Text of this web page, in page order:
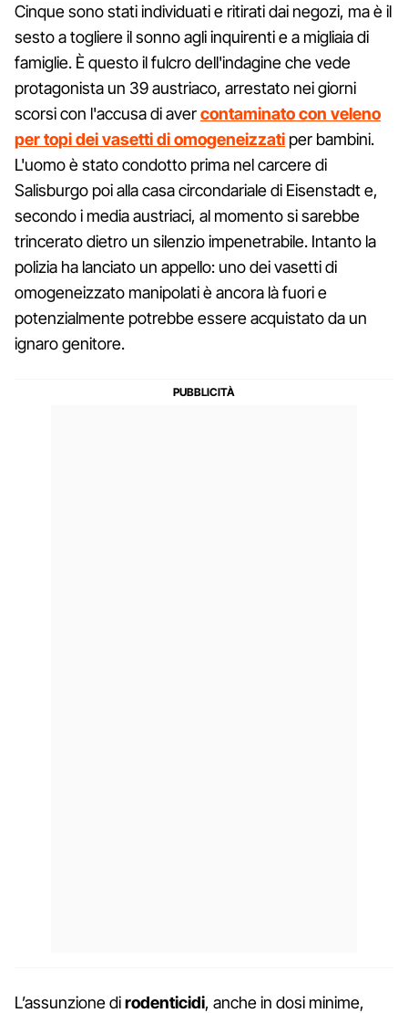
Cinque sono stati individuati e ritirati dai negozi, ma è il
sesto a togliere il sonno agli inquirenti e a migliaia di
famiglie. È questo il fulcro dell'indagine che vede
protagonista un 39 austriaco, arrestato nei giorni
scorsi con l'accusa di avercontaminato con veleno
per topi dei vasetti di omogeneizzati per bambini.
L'uomo è stato condotto prima nel carcere di
Salisburgo poi alla casa circondariale di Eisenstadt e,
secondo i media austriaci, al momento si sarebbe
trincerato dietro un silenzio impenetrabile. Intanto la
polizia ha lanciato un appello: uno dei vasetti di
omogeneizzato manipolati è ancora là fuori e
potenzialmente potrebbe essere acquistato da un
ignaro genitore.
L’assunzione dirodenticidi, anche in dosi minime,